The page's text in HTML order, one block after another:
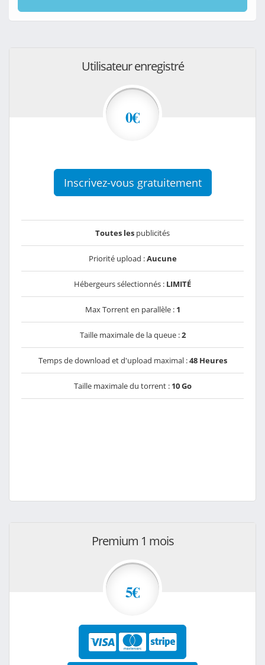
Utilisateur enregistré
0€
Inscrivez-vous gratuitement
Toutes les publicités
Priorité upload :Aucune
Hébergeurs sélectionnés : LIMITÉ
Max Torrent en parallèle : 1
Taille maximale de la queue :2
Temps de download et d'upload maximal :48 Heures
Taille maximale du torrent : 10 Go
Premium 1 mois
5€